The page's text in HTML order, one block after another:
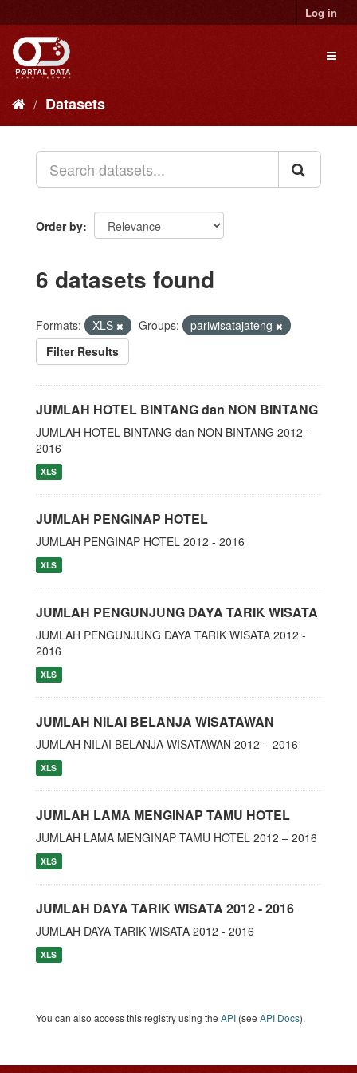
to
content
Log in
Datasets
Order by
6 datasets found
Formats: XLS Groups:
pariwisatajateng
Filter Results
JUMLAH HOTEL BINTANG dan NON BINTANG
JUMLAH HOTEL BINTANG dan NON BINTANG 2012 -
2016
XLS
JUMLAH PENGINAP HOTEL
JUMLAH PENGINAP HOTEL 2012 - 2016
XLS
JUMLAH PENGUNJUNG DAYA TARIK WISATA
JUMLAH PENGUNJUNG DAYA TARIK WISATA 2012 -
2016
XLS
JUMLAH NILAI BELANJA WISATAWAN
JUMLAH NILAI BELANJA WISATAWAN 2012 – 2016
XLS
JUMLAH LAMA MENGINAP TAMU HOTEL
JUMLAH LAMA MENGINAP TAMU HOTEL 2012 – 2016
XLS
JUMLAH DAYA TARIK WISATA 2012 - 2016
JUMLAH DAYA TARIK WISATA 2012 - 2016
XLS
You can also access this registry using the API (see API Docs).